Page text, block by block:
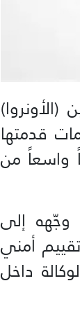
قدمتها
واسعاً من
وجّهه إلى
عقب تقييم أمني
داخل